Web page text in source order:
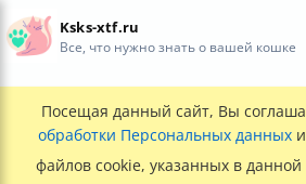
Ksks-xtf.ru
Все, что нужно знать о вашей кошке
Посещая данный сайт, Вы
обработки Персональных данных
файлов cookie, указанных в данной